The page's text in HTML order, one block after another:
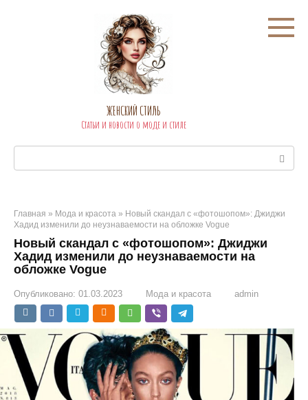
ЖЕНСКИЙ СТИЛЬ
Статьи и новости о моде и стиле
Главная » Мода и красота » Новый скандал с «фотошопом»: Джиджи
Хадид изменили до неузнаваемости на обложке Vogue
Новый скандал с «фотошопом»: Джиджи
Хадид изменили до неузнаваемости на
обложке Vogue
Опубликовано: 01.03.2023 Мода и красота admin